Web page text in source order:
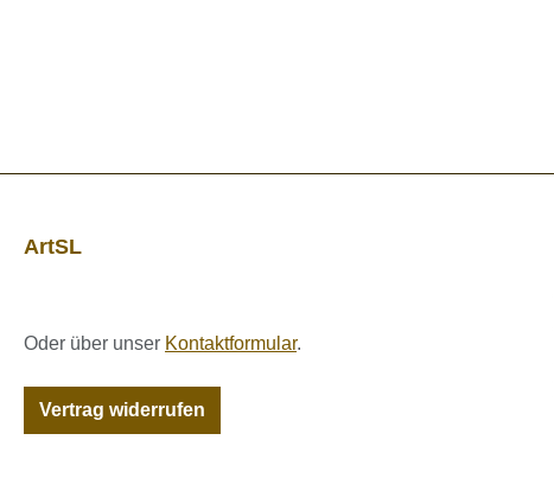
ArtSL
Oder über unser Kontaktformular.
Vertrag widerrufen